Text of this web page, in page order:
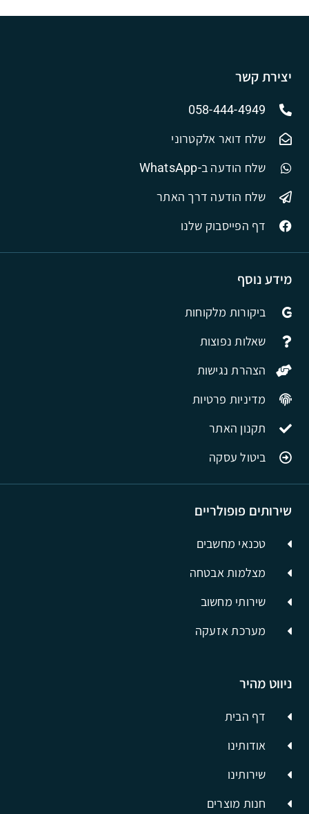
ניווט מהיר
דף הבית
אודותינו
שירותינו
חנות מוצרים
שירותים פופולריים
טכנאי מחשבים
מצלמות אבטחה
שירותי מחשוב
מערכת אזעקה
מידע נוסף
ביקורות מלקוחות
שאלות נפוצות
הצהרת נגישות
מדיניות פרטיות
תקנון האתר
ביטול עסקה
יצירת קשר
058-444-4949
שלח דואר אלקטרוני
שלח הודעה ב-WhatsApp
שלח הודעה דרך האתר
דף הפייסבוק שלנו